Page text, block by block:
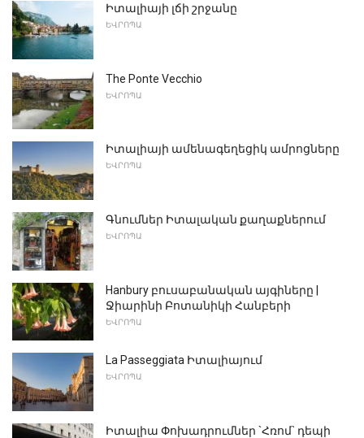
Իտալիայի լճի շրջանը
ԵՎՐՈՊԱ
The Ponte Vecchio
ԵՎՐՈՊԱ
Իտալիայի ամենագեղեցիկ ամրոցները
ԵՎՐՈՊԱ
Գնումներ Իտալական քաղաքներում
ԵՎՐՈՊԱ
Hanbury բուսաբանական այգիները |
Ջիարինի Բոտանիկի Հանբերի
ԵՎՐՈՊԱ
La Passeggiata Իտալիայում
ԵՎՐՈՊԱ
Իտալիա Փոխադրումներ `Հռոմ` դեպի